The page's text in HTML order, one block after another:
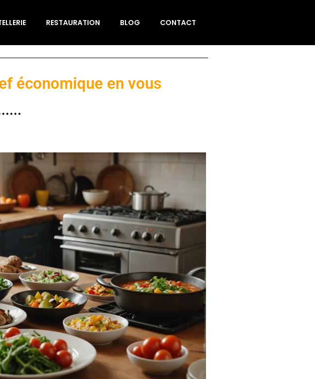
RESTAURATION BLOG CONTACT
économique en vous